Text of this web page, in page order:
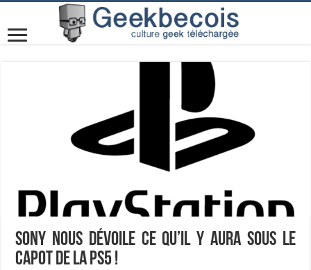
Sony nous dévoile ce qu’il y aura sous le
capot de la PS5 !